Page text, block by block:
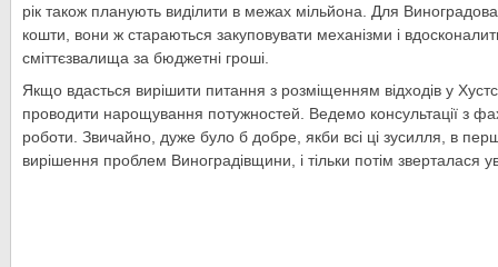
рік також планують виділити в межах мільйона. Для
кошти, вони ж стараються закуповувати механізми і
сміттєзвалища за бюджетні гроші.
Якщо вдасться вирішити питання з розміщенням відходів у
проводити нарощування потужностей. Ведемо консультації з
роботи. Звичайно, дуже було б добре, якби всі ці зусилля, в
вирішення проблем Виноградівщини, і тільки потім зверталася